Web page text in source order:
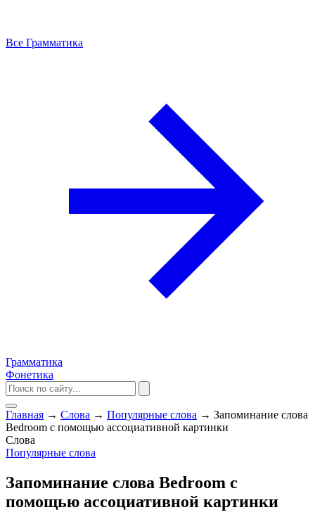
Все Грамматика
Грамматика
Фонетика
Главная → Слова → Популярные слова → Запоминание слова
Bedroom с помощью ассоциативной картинки
Слова
Популярные слова
Запоминание слова Bedroom с
помощью ассоциативной картинки